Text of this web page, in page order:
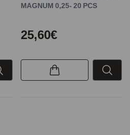
MAGNUM 0,25- 20 PCS
25,60€